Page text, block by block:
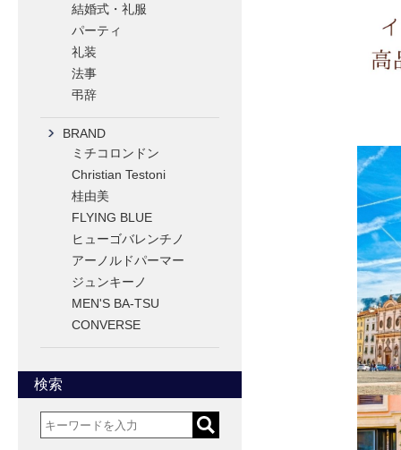
結婚式・礼服
パーティ
礼装
法事
弔辞
BRAND
ミチコロンドン
Christian Testoni
桂由美
FLYING BLUE
ヒューゴバレンチノ
アーノルドパーマー
ジュンキーノ
MEN'S BA-TSU
CONVERSE
検索